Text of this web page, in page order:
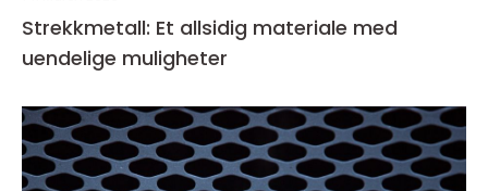
Strekkmetall: Et allsidig materiale med
uendelige muligheter